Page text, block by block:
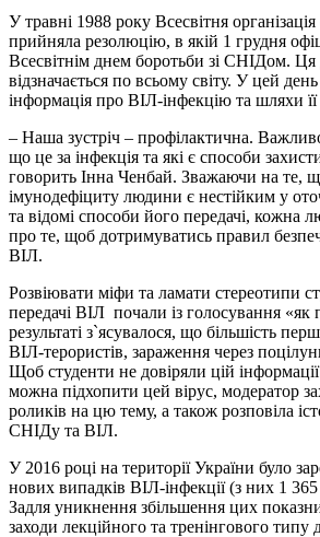
У травні 1988 року Всесвітня
прийняла резолюцію, в якій 1 грудня
Всесвітнім днем боротьби зі СНІДом.
відзначається по всьому світу. У цей
інформація про ВІЛ-інфекцію та шляхи її
– Наша зустріч – профілактична.
що це за інфекція та які є способи
говорить Інна Ченбай. Зважаючи на те,
імунодефіциту людини є нестійким у
та відомі способи його передачі, кожна
про те, щоб дотримуватись правил
ВІЛ.
Розвіювати міфи та ламати стереотипи
передачі ВІЛ почали із голосування «як
результаті з`ясувалося, що більшість
ВІЛ-терористів, зараження через
Щоб студенти не довіряли цій
можна підхопити цей вірус, модератор
роликів на цю тему, а також розповіла
СНІДу та ВІЛ.
У 2016 році на території України було
нових випадків ВІЛ-інфекції (з них 1 365
Задля уникнення збільшення цих
заходи лекційного та тренінгового типу